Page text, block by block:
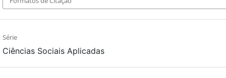
Série
Ciências Sociais Aplicadas